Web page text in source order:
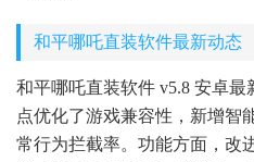
和平哪吒直装软件最新动态
和平哪吒直装软件 v5.8 安卓
点优化了游戏兼容性，新增智
常行为拦截率。功能方面，改